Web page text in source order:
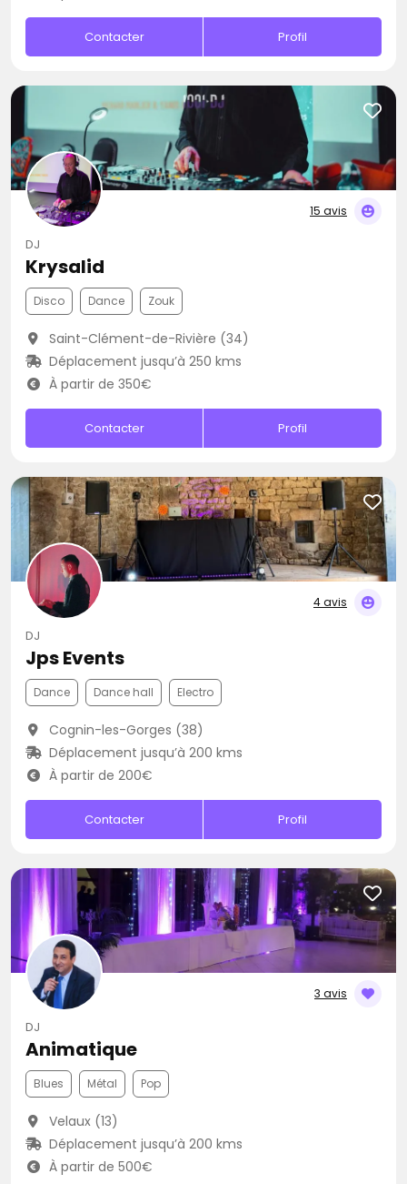
Contacter Profil
15 avis
DJ
Krysalid
Disco Dance Zouk
Saint-Clément-de-Rivière (34)
Déplacement jusqu’à 250 kms
À partir de 350€
Contacter Profil
4 avis
DJ
Jps Events
Dance Dance hall Electro
Cognin-les-Gorges (38)
Déplacement jusqu’à 200 kms
À partir de 200€
Contacter Profil
3 avis
DJ
Animatique
Blues Métal Pop
Velaux (13)
Déplacement jusqu’à 200 kms
À partir de 500€